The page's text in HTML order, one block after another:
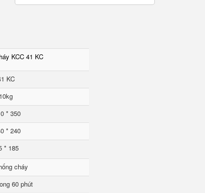
KCC 41 KC
KC
* 350
* 240
* 185
cháy
60 phút